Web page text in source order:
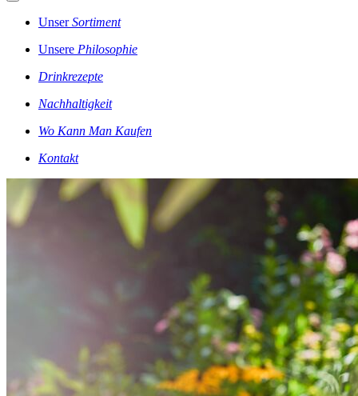
UnserSortiment
Unsere Philosophie
Drinkrezepte
Nachhaltigkeit
Wo Kann Man Kaufen
Kontakt